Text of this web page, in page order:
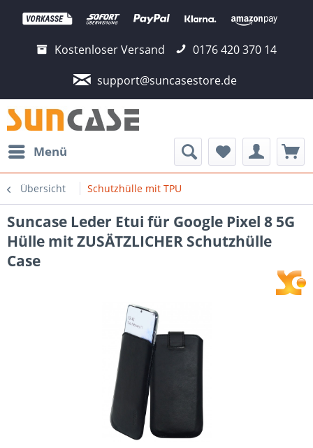
Kostenloser Versand
0176 420 370 14
support@suncasestore.de
Menü
Übersicht Schutzhülle mit TPU
Suncase Leder Etui für Google Pixel 8 5G
Hülle mit ZUSÄTZLICHER Schutzhülle
Case